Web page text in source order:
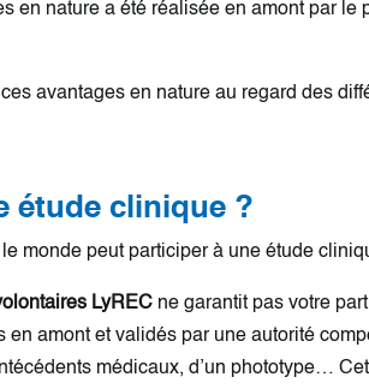
en nature a été réalisée en amont par
avantages en nature au regard des
étude clinique ?
monde peut participer à une étude
LyREC ne garantit pas votre
amont et validés par une autorité
médicaux, d’un phototype…